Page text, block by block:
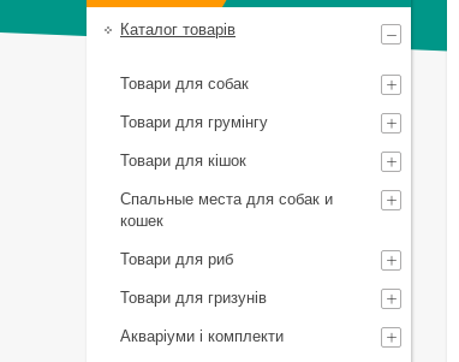
Каталог товарів
Товари для собак
Товари для грумінгу
Товари для кішок
Спальные места для собак и
кошек
Товари для риб
Товари для гризунів
Акваріуми і комплекти